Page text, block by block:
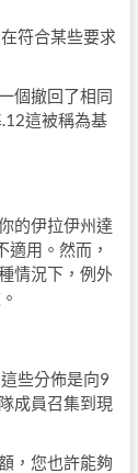
符合某些要求
個撤回了相同
這被稱為基
的伊拉伊州達
用。然而，
情況下，例外
些分佈是向9
成員召集到現
，您也許能夠